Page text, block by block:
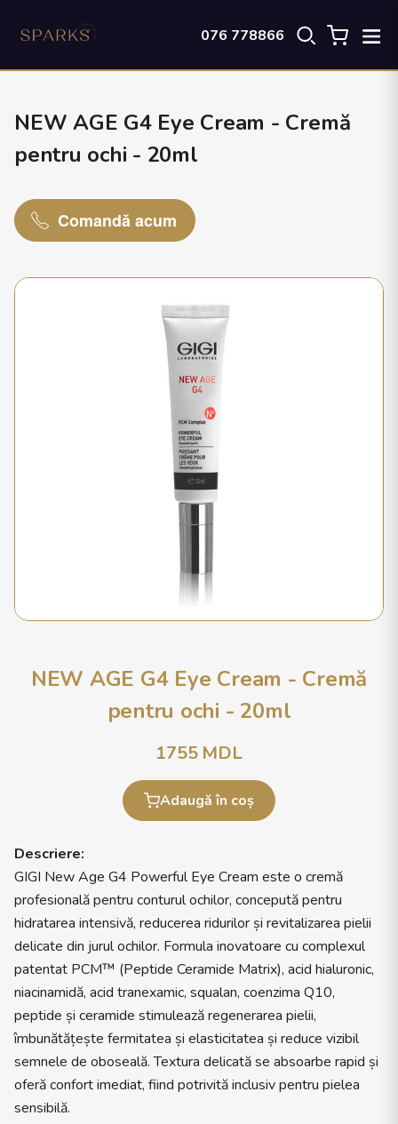
076 778866
NEW AGE G4 Eye Cream - Cremă
pentru ochi - 20ml
Comandă acum
NEW AGE G4 Eye Cream - Cremă
pentru ochi - 20ml
1755MDL
Adaugă în coș
Descriere:
GIGI New Age G4 Powerful Eye Cream este o cremă
profesională pentru conturul ochilor, concepută pentru
hidratarea intensivă, reducerea ridurilor și revitalizarea pielii
delicate din jurul ochilor. Formula inovatoare cu complexul
patentat PCM™ (Peptide Ceramide Matrix), acid hialuronic,
niacinamidă, acid tranexamic, squalan, coenzima Q10,
peptide și ceramide stimulează regenerarea pielii,
îmbunătățește fermitatea și elasticitatea și reduce vizibil
semnele de oboseală. Textura delicată se absoarbe rapid și
oferă confort imediat, fiind potrivită inclusiv pentru pielea
sensibilă.